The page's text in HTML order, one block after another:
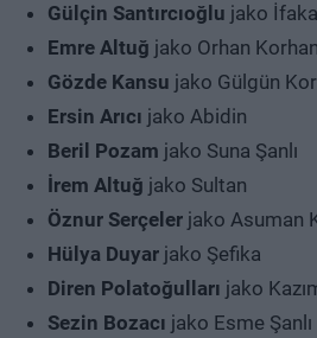
Gülçin Santırcıoğlu jako
Emre Altuğ jako Orhan Korhan
Gözde Kansu jako Gülgün
Ersin Arıcı jako Abidin
Beril Pozam jako Suna Şanlı
İrem Altuğ jako Sultan
Öznur Serçeler jako Asuman
Hülya Duyar jako Şefika
Diren Polatoğulları jako
Sezin Bozacı jako Esme Şanlı